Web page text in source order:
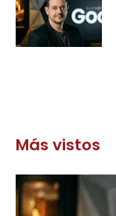
Más vistos